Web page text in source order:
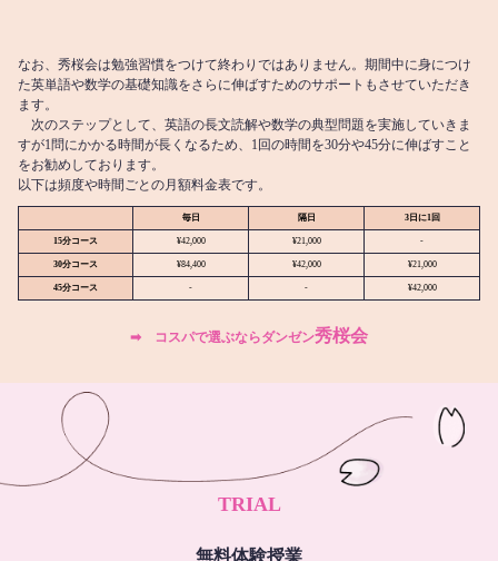
なお、秀桜会は勉強習慣をつけて終わりではありません。期間中に身につけ
た英単語や数学の基礎知識をさらに伸ばすためのサポートもさせていただき
ます。
次のステップとして、英語の長文読解や数学の典型問題を実施していきま
すが1問にかかる時間が長くなるため、1回の時間を30分や45分に伸ばすこと
をお勧めしております。
以下は頻度や時間ごとの月額料金表です。
毎日 隔日 3日に1回
15分コース ¥42,000 ¥21,000 -
30分コース ¥84,400 ¥42,000 ¥21,000
45分コース - - ¥42,000
➡︎ コスパで選ぶならダンゼン秀桜会
TRIAL
無料体験授業